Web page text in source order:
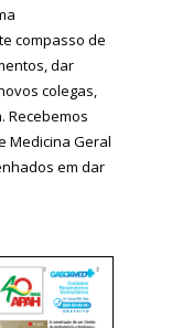
compasso de
dar
colegas,
Recebemos
Medicina Geral
em dar